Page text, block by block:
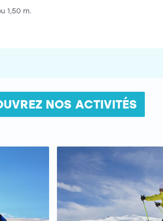
1,50 m.
NOS ACTIVITÉS